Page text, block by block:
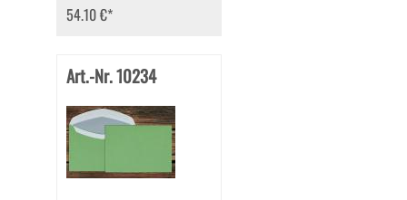
54.10 €*
Art.-Nr. 10234